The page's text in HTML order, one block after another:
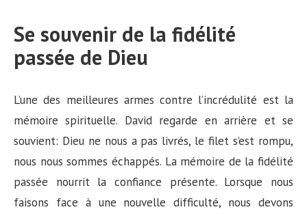
Se souvenir de la fidélité
passée de Dieu
L’une des meilleures armes contre l’incrédulité est la
mémoire spirituelle. David regarde en arrière et se
souvient: Dieu ne nous a pas livrés, le filet s’est rompu,
nous nous sommes échappés. La mémoire de la fidélité
passée nourrit la confiance présente. Lorsque nous
faisons face à une nouvelle difficulté, nous devons